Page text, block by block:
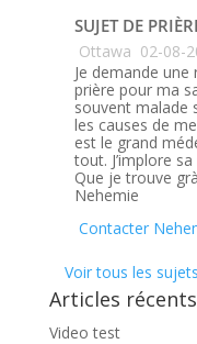
SUJET DE
Ottawa 02-08-
Je demande une
prière pour ma
souvent malade
les causes de
est le grand
tout. J’implore
Que je trouve
Nehemie
Contacter
Voir tous les
Articles récents
Video test